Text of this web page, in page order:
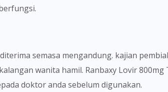
semasa mengandung. kajian
wanita hamil. Ranbaxy Lovir
doktor anda sebelum digunakan.